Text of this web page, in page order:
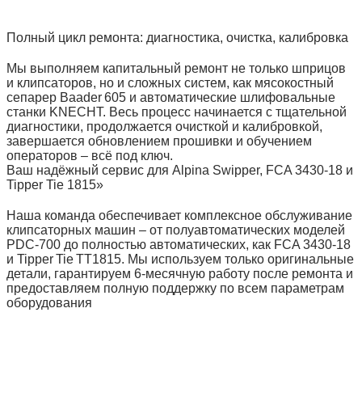
Полный цикл ремонта: диагностика, очистка, калибровка
Мы выполняем капитальный ремонт не только шприцов
и клипсаторов, но и сложных систем, как мясокостный
сепарер Baader 605 и автоматические шлифовальные
станки KNECHT. Весь процесс начинается с тщательной
диагностики, продолжается очисткой и калибровкой,
завершается обновлением прошивки и обучением
операторов – всё под ключ.
Ваш надёжный сервис для Alpina Swipper, FCA 3430‑18 и
Tipper Tie 1815»
Наша команда обеспечивает комплексное обслуживание
клипсаторных машин – от полуавтоматических моделей
PDC‑700 до полностью автоматических, как FCA 3430‑18
и Tipper Tie TT1815. Мы используем только оригинальные
детали, гарантируем 6‑месячную работу после ремонта и
предоставляем полную поддержку по всем параметрам
оборудования